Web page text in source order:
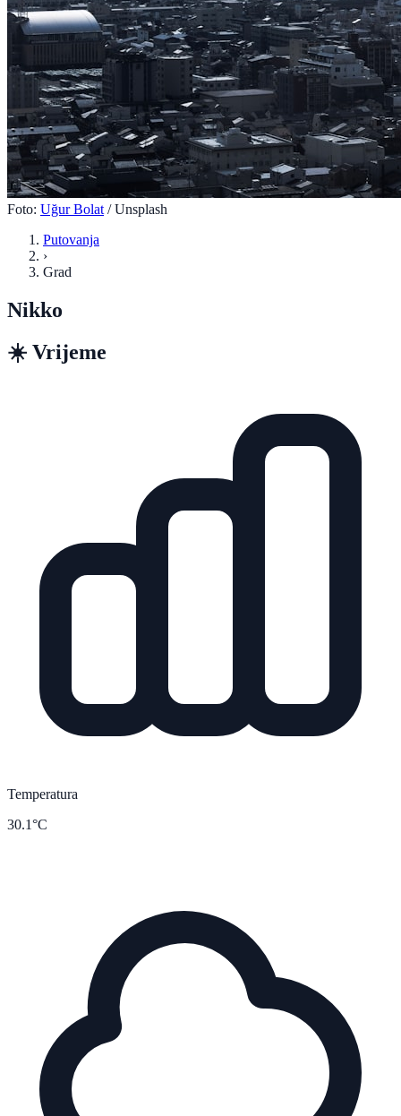
Foto: Uğur Bolat / Unsplash
Putovanja
›
Grad
Nikko
☀️ Vrijeme
Temperatura
30.1°C